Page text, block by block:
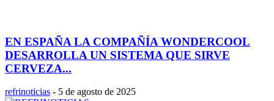
EN ESPAÑA LA COMPAÑÍA WONDERCOOL
DESARROLLA UN SISTEMA QUE SIRVE
CERVEZA...
refrinoticias - 5 de agosto de 2025